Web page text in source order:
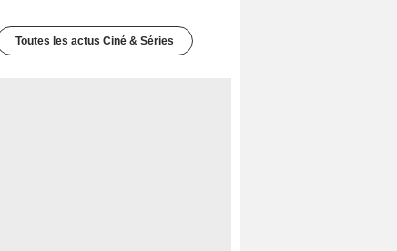
Toutes les actus Ciné & Séries